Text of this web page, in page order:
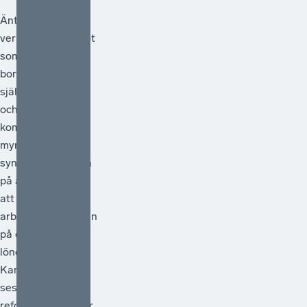
Äntligen blir det
verklighet av något
som egentligen
borde vara en
självklarhet. Från
och med 1 juli
kommer statliga
myndigheter
synliggöra skatten
på arbete genom
att redovisa
arbetsgivaravgiften
på de anställdas
lönebesked.
Kanske kan detta
ses som en liten